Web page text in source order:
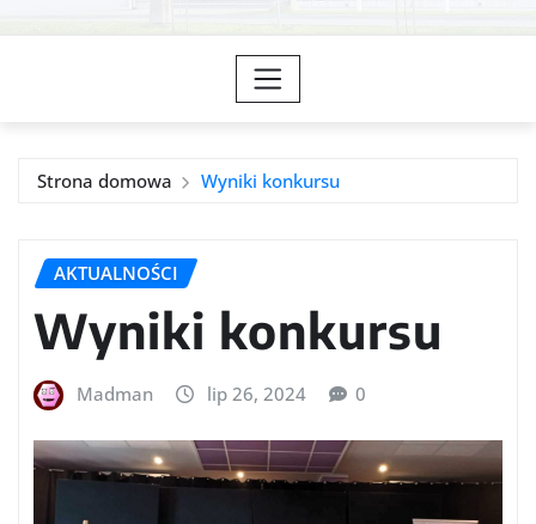
Strona domowa Wyniki konkursu
AKTUALNOŚCI
Wyniki konkursu
Madman lip 26, 2024 0